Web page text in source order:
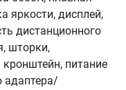
яркости, дисплей,
дистанционного
шторки,
питание
адаптера/